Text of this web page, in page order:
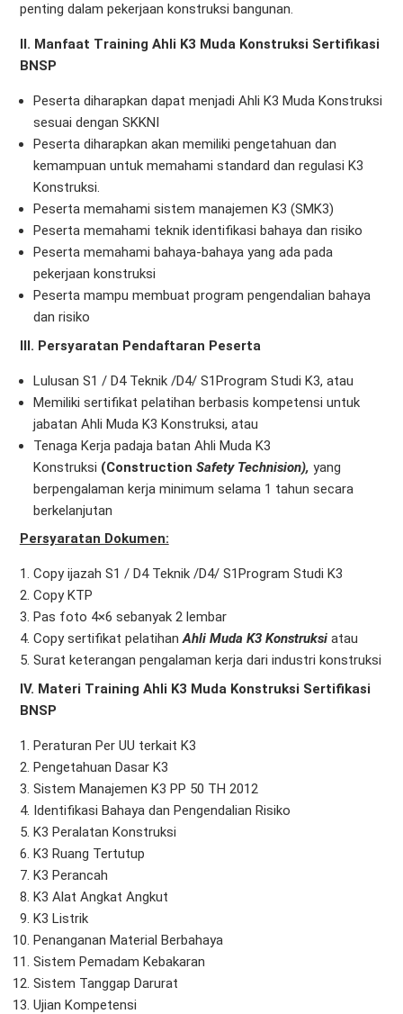
penting dalam pekerjaan konstruksi bangunan.
II. Manfaat Training Ahli K3 Muda Konstruksi Sertifikasi
BNSP
Peserta diharapkan dapat menjadi Ahli K3 Muda Konstruksi
sesuai dengan SKKNI
Peserta diharapkan akan memiliki pengetahuan dan
kemampuan untuk memahami standard dan regulasi K3
Konstruksi.
Peserta memahami sistem manajemen K3 (SMK3)
Peserta memahami teknik identifikasi bahaya dan risiko
Peserta memahami bahaya-bahaya yang ada pada
pekerjaan konstruksi
Peserta mampu membuat program pengendalian bahaya
dan risiko
III. Persyaratan Pendaftaran Peserta
Lulusan S1 / D4 Teknik /D4/ S1Program Studi K3, atau
Memiliki sertifikat pelatihan berbasis kompetensi untuk
jabatan Ahli Muda K3 Konstruksi, atau
Tenaga Kerja padaja batan Ahli Muda K3
Konstruksi (Construction Safety Technision), yang
berpengalaman kerja minimum selama 1 tahun secara
berkelanjutan
Persyaratan Dokumen:
Copy ijazah S1 / D4 Teknik /D4/ S1Program Studi K3
Copy KTP
Pas foto 4×6 sebanyak 2 lembar
Copy sertifikat pelatihanAhli Muda K3 Konstruksi atau
Surat keterangan pengalaman kerja dari industri konstruksi
IV. Materi Training Ahli K3 Muda Konstruksi Sertifikasi
BNSP
Peraturan Per UU terkait K3
Pengetahuan Dasar K3
Sistem Manajemen K3 PP 50 TH 2012
Identifikasi Bahaya dan Pengendalian Risiko
K3 Peralatan Konstruksi
K3 Ruang Tertutup
K3 Perancah
K3 Alat Angkat Angkut
K3 Listrik
Penanganan Material Berbahaya
Sistem Pemadam Kebakaran
Sistem Tanggap Darurat
Ujian Kompetensi